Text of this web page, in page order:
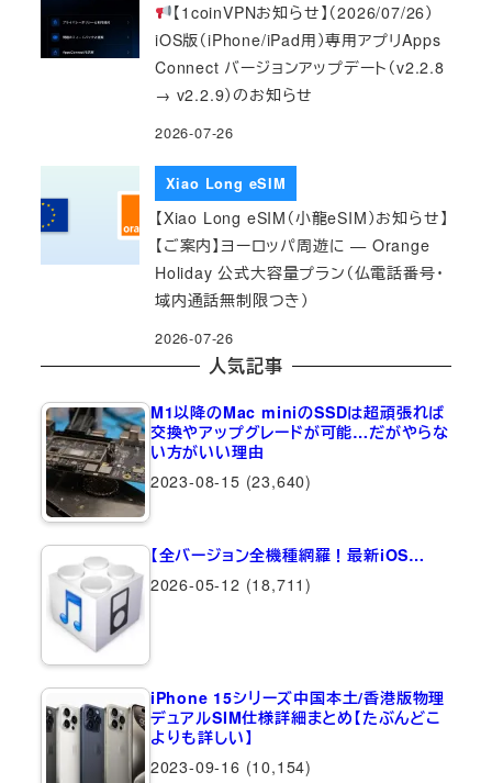
【1coinVPNお知らせ】（2026/07/26）
iOS版（iPhone/iPad用）専用アプリApps
Connect バージョンアップデート（v2.2.8
→ v2.2.9）のお知らせ
2026-07-26
Xiao Long eSIM
【Xiao Long eSIM（小龍eSIM）お知らせ】
【ご案内】ヨーロッパ周遊に — Orange
Holiday 公式大容量プラン（仏電話番号・
域内通話無制限つき）
2026-07-26
人気記事
M1以降のMac miniのSSDは超頑張れば
交換やアップグレードが可能…だがやらな
い方がいい理由
2023-08-15 (23,640)
【全バージョン全機種網羅！最新iOS…
2026-05-12 (18,711)
iPhone 15シリーズ中国本土/香港版物理
デュアルSIM仕様詳細まとめ【たぶんどこ
よりも詳しい】
2023-09-16 (10,154)